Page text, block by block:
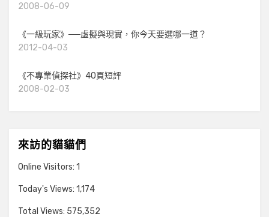
2008-06-09
《一級玩家》──虛擬與現實，你今天要選哪一道？
2012-04-03
《不專業偵探社》40頁短評
2008-02-03
來訪的貓貓們
Online Visitors: 1
Today's Views: 1,174
Total Views: 575,352